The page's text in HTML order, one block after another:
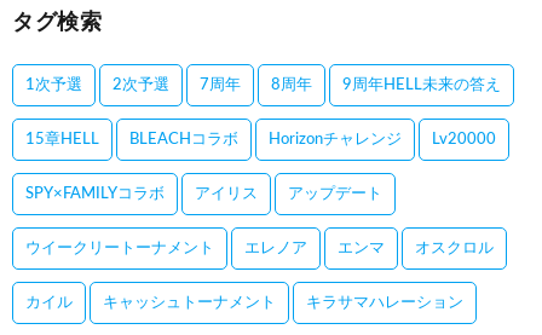
タグ検索
1次予選 2次予選 7周年 8周年 9周年HELL未来の答え
15章HELL BLEACHコラボ Horizonチャレンジ Lv20000
SPY×FAMILYコラボ アイリス アップデート
ウイークリートーナメント エレノア エンマ オスクロル
カイル キャッシュトーナメント キラサマハレーション